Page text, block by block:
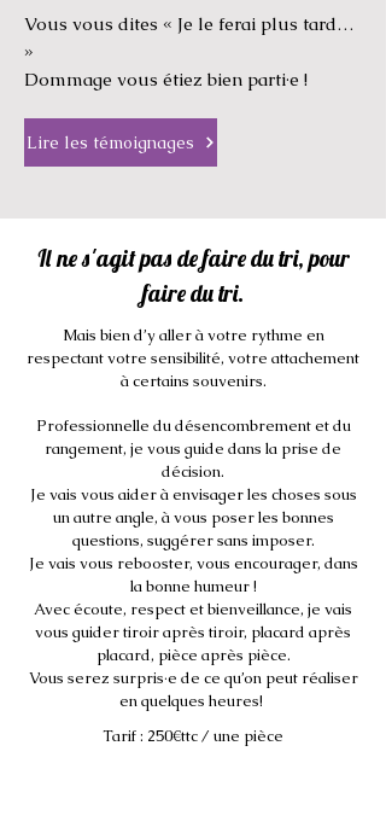
Vous vous dites « Je le ferai plus tard…
»
Dommage vous étiez bien parti·e !
Lire les témoignages
Il ne s'agit pas de faire du tri, pour
faire du tri.
Mais bien d’y aller à votre rythme en
respectant votre sensibilité, votre attachement
à certains souvenirs.
Professionnelle du désencombrement et du
rangement, je vous guide dans la prise de
décision.
Je vais vous aider à envisager les choses sous
un autre angle, à vous poser les bonnes
questions, suggérer sans imposer.
Je vais vous rebooster, vous encourager, dans
la bonne humeur !
Avec écoute, respect et bienveillance, je vais
vous guider tiroir après tiroir, placard après
placard, pièce après pièce.
Vous serez surpris·e de ce qu’on peut réaliser
en quelques heures!
Tarif : 250€ttc / une pièce